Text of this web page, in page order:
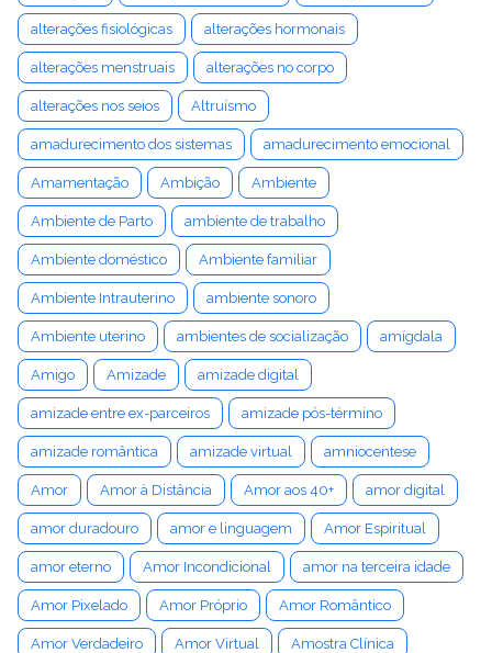
alterações fisiológicas alterações hormonais
alterações menstruais alterações no corpo
alterações nos seios Altruísmo
amadurecimento dos sistemas amadurecimento emocional
Amamentação Ambição Ambiente
Ambiente de Parto ambiente de trabalho
Ambiente doméstico Ambiente familiar
Ambiente Intrauterino ambiente sonoro
Ambiente uterino ambientes de socialização amígdala
Amigo Amizade amizade digital
amizade entre ex-parceiros amizade pós-término
amizade romântica amizade virtual amniocentese
Amor Amor à Distância Amor aos 40+ amor digital
amor duradouro amor e linguagem Amor Espiritual
amor eterno Amor Incondicional amor na terceira idade
Amor Pixelado Amor Próprio Amor Romântico
Amor Verdadeiro Amor Virtual Amostra Clínica